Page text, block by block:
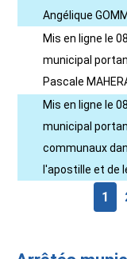
Angélique
Mis en ligne le
municipal
Pascale
Mis en ligne le
municipal
communaux
l'apostille et de
1